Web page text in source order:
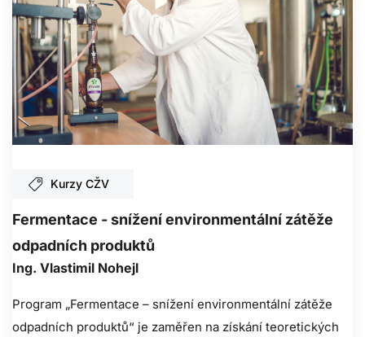
Kurzy CŽV
Fermentace - snížení environmentální zátěže
odpadních produktů
Ing. Vlastimil Nohejl
Program „Fermentace – snížení environmentální zátěže
odpadních produktů“ je zaměřen na získání teoretických